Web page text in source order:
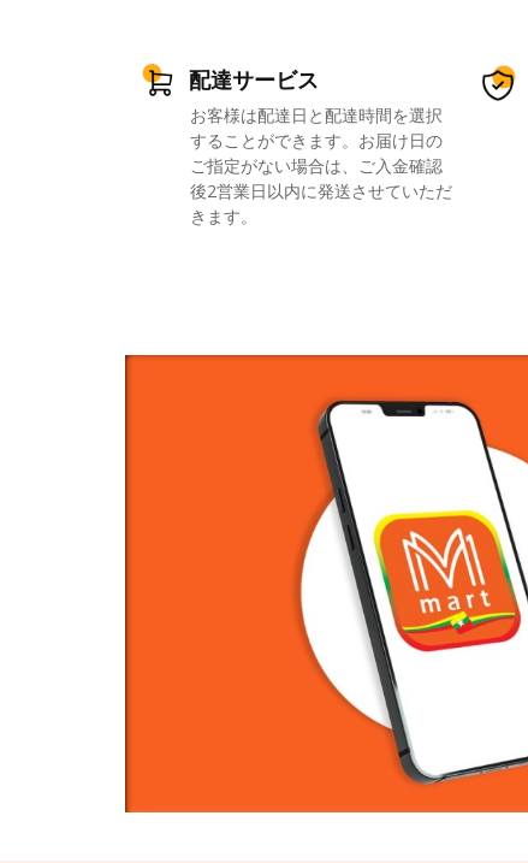
配達サービス
お客様は配達日と配達時間を選択
することができます。お届け日の
ご指定がない場合は、ご入金確認
後2営業日以内に発送させていただ
きます。